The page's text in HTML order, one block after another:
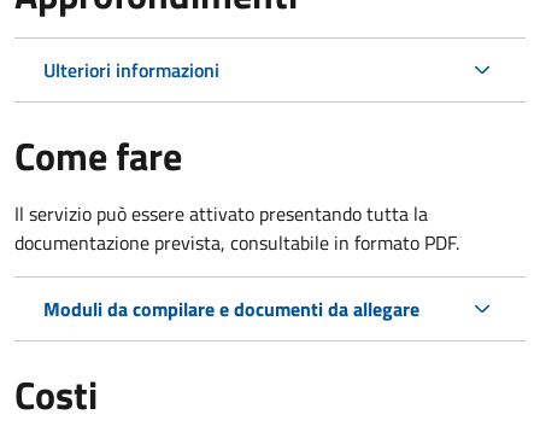
Ulteriori informazioni
Come fare
Il servizio può essere attivato presentando tutta la
documentazione prevista, consultabile in formato PDF.
Moduli da compilare e documenti da allegare
Costi